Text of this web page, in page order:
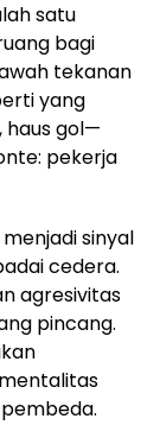
satu
bagi
tekanan
yang
haus gol—
pekerja
sinyal
cedera.
agresivitas
pincang.